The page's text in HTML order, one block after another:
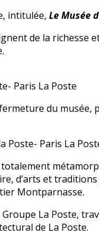
intitulée, Le Musée
de la richesse
Paris La Poste
du
Poste- Paris La
d’arts et
Montparnasse.
La Poste,
de La Poste.